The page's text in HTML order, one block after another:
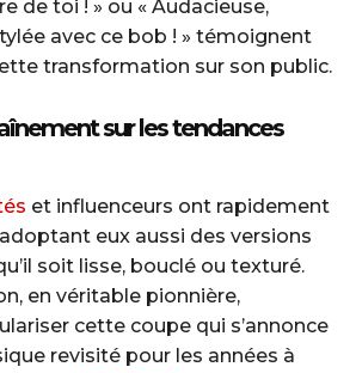
de toi ! » ou « Audacieuse,
avec ce bob ! » témoignent
transformation sur son public.
sur les tendances
et influenceurs ont rapidement
eux aussi des versions
soit lisse, bouclé ou texturé.
en véritable pionnière,
cette coupe qui s’annonce
revisité pour les années à